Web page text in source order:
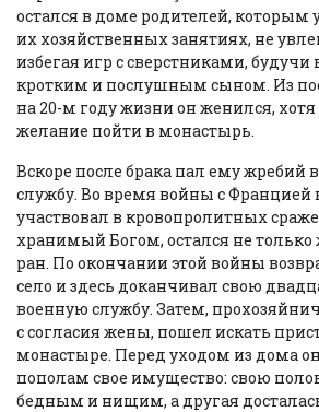
остался в доме родителей, которым
их хозяйственных занятиях, не
избегая игр с сверстниками, будучи
кротким и послушным сыном. Из
на 20-м году жизни он женился,
желание пойти в монастырь.
Вскоре после брака пал ему жребий
службу. Во время войны с Францией в
участвовал в кровопролитных
хранимый Богом, остался не
ран. По окончании этой войны
село и здесь доканчивал свою
военную службу. Затем,
с согласия жены, пошел искать
монастыре. Перед уходом из дома
пополам свое имущество: свою
бедным и нищим, а другая